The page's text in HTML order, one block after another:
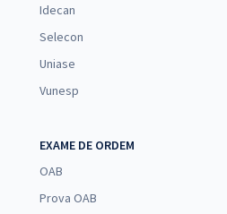
Idecan
Selecon
Uniase
Vunesp
EXAME DE ORDEM
OAB
Prova OAB